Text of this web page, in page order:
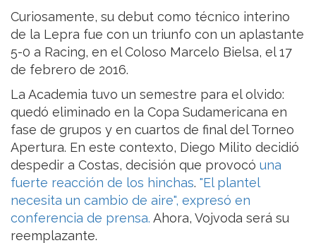
Curiosamente, su debut como técnico interino
de la Lepra fue con un triunfo con un aplastante
5-0 a Racing, en el Coloso Marcelo Bielsa, el 17
de febrero de 2016.
La Academia tuvo un semestre para el olvido:
quedó eliminado en la Copa Sudamericana en
fase de grupos y en cuartos de final del Torneo
Apertura. En este contexto, Diego Milito decidió
despedir a Costas, decisión que provocó una
fuerte reacción de los hinchas. "El plantel
necesita un cambio de aire", expresó en
conferencia de prensa. Ahora, Vojvoda será su
reemplazante.